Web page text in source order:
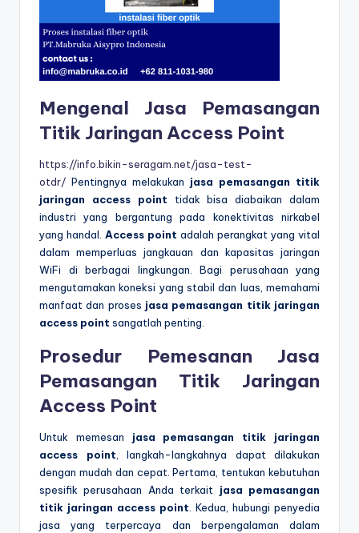
Mengenal Jasa Pemasangan
Titik Jaringan Access Point
https://info.bikin-seragam.net/jasa-test-
otdr/ Pentingnya melakukan jasa pemasangan titik
jaringan access point tidak bisa diabaikan dalam
industri yang bergantung pada konektivitas nirkabel
yang handal. Access point adalah perangkat yang vital
dalam memperluas jangkauan dan kapasitas jaringan
WiFi di berbagai lingkungan. Bagi perusahaan yang
mengutamakan koneksi yang stabil dan luas, memahami
manfaat dan proses jasa pemasangan titik jaringan
access point sangatlah penting.
Prosedur Pemesanan Jasa
Pemasangan Titik Jaringan
Access Point
Untuk memesan jasa pemasangan titik jaringan
access point , langkah-langkahnya dapat dilakukan
dengan mudah dan cepat. Pertama, tentukan kebutuhan
spesifik perusahaan Anda terkait jasa pemasangan
titik jaringan access point . Kedua, hubungi penyedia
jasa yang terpercaya dan berpengalaman dalam